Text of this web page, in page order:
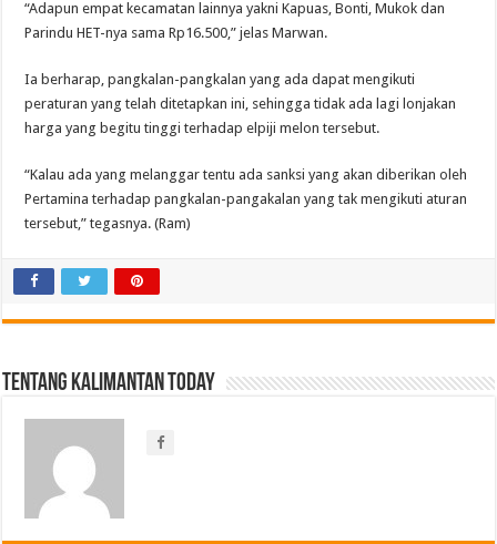
“Adapun empat kecamatan lainnya yakni Kapuas, Bonti, Mukok dan
Parindu HET-nya sama Rp16.500,” jelas Marwan.
Ia berharap, pangkalan-pangkalan yang ada dapat mengikuti
peraturan yang telah ditetapkan ini, sehingga tidak ada lagi lonjakan
harga yang begitu tinggi terhadap elpiji melon tersebut.
“Kalau ada yang melanggar tentu ada sanksi yang akan diberikan oleh
Pertamina terhadap pangkalan-pangakalan yang tak mengikuti aturan
tersebut,” tegasnya. (Ram)
Tentang Kalimantan Today